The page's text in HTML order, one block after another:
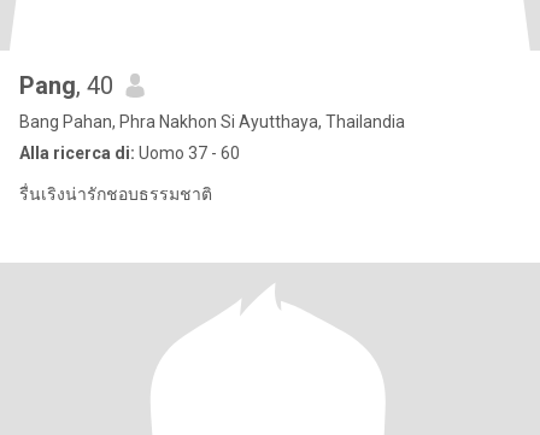
Pang, 40
Bang Pahan, Phra Nakhon Si Ayutthaya, Thailandia
Alla ricerca di: Uomo 37 - 60
รื่นเริงน่ารักชอบธรรมชาติ